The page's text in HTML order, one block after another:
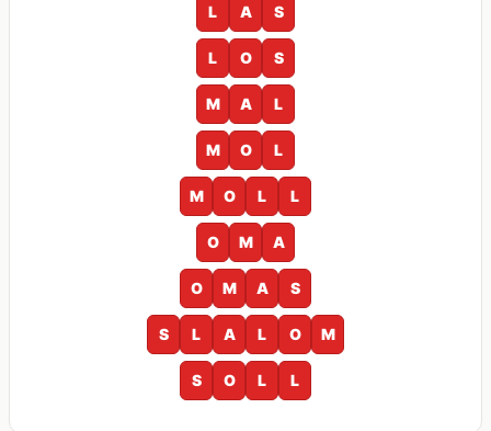
L A S
L O S
M A L
M O L
M O L L
O M A
O M A S
S L A L O M
S O L L